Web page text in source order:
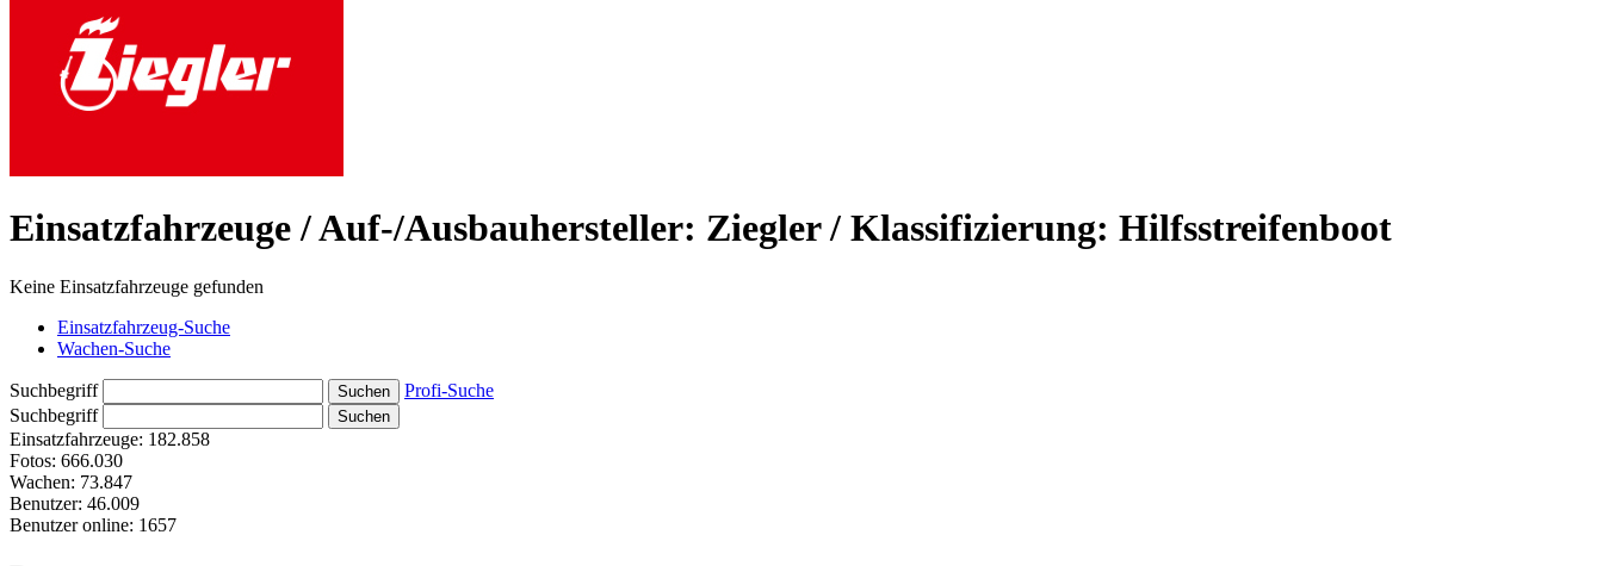
Einsatzfahrzeuge / Auf-/Ausbauhersteller: Ziegler / Klassifizierung: Hilfsstreifenboot
Keine Einsatzfahrzeuge gefunden
Einsatzfahrzeug-Suche
Wachen-Suche
Suchbegriff
Profi-Suche
Suchbegriff
Einsatzfahrzeuge: 182.858
Fotos: 666.030
Wachen: 73.847
Benutzer: 46.009
Benutzer online: 1657